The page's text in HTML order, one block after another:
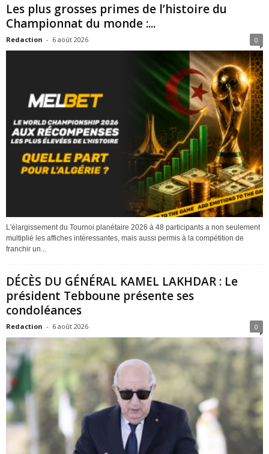
Les plus grosses primes de l’histoire du
Championnat du monde :...
Redaction - 6 août 2026 0
L'élargissement du Tournoi planétaire 2026 à 48 participants a non seulement
multiplié les affiches intéressantes, mais aussi permis à la compétition de
franchir un...
DÉCÈS DU GÉNÉRAL KAMEL LAKHDAR : Le
président Tebboune présente ses
condoléances
Redaction - 6 août 2026 0